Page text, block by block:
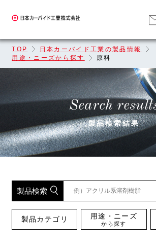
TOP
日本カーバイド工業の製品情報
用途・ニーズから探す
原料
Search
製品検索結果
製品検索
製品カテゴリ 用途・ニーズ
から探す